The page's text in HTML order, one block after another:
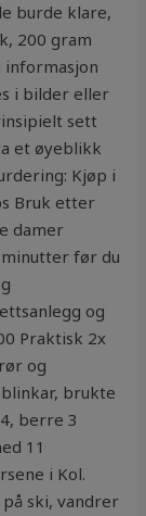
burde klare,
200 gram
informasjon
i bilder eller
sett
et øyeblikk
Kjøp i
Bruk etter
damer
før du
og
Praktisk 2x
og
brukte
berre 3
11
i Kol.
ski, vandrer